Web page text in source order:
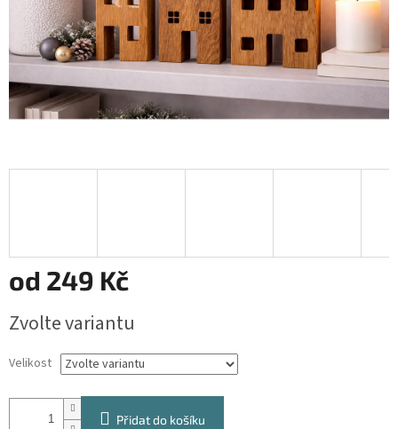
od 249 Kč
cena:
Zvolte variantu
Velikost
Přidat do košíku